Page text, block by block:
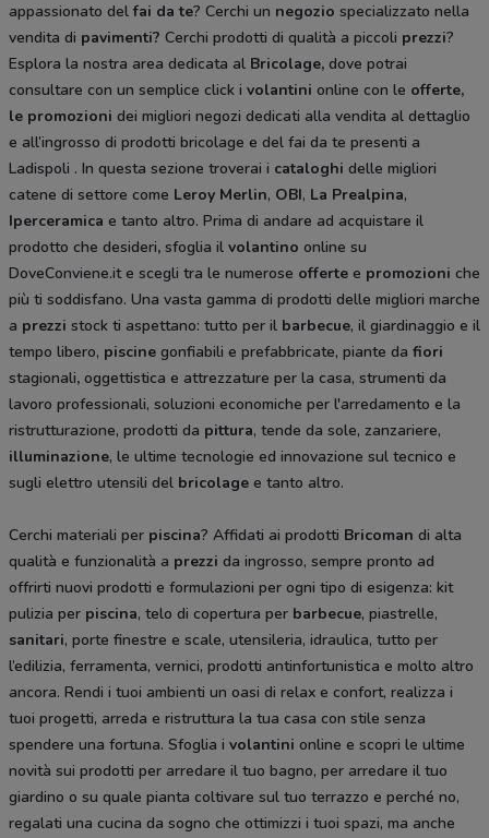
appassionato delfai da te? Cerchi un negozio specializzato nella
vendita di pavimenti? Cerchi prodotti di qualità a piccoli prezzi?
Esplora la nostra area dedicata al Bricolage, dove potrai
consultare con un semplice click i volantini online con le offerte,
le promozioni dei migliori negozi dedicati alla vendita al dettaglio
e all’ingrosso di prodotti bricolage e del fai da te presenti a
Ladispoli . In questa sezione troverai i cataloghi delle migliori
catene di settore come Leroy Merlin, OBI, La Prealpina,
Iperceramica e tanto altro. Prima di andare ad acquistare il
prodotto che desideri, sfoglia il volantino online su
DoveConviene.it e scegli tra le numerose offerte e promozioni che
più ti soddisfano. Una vasta gamma di prodotti delle migliori marche
a prezzi stock ti aspettano: tutto per il barbecue, il giardinaggio e il
tempo libero, piscine gonfiabili e prefabbricate, piante da fiori
stagionali, oggettistica e attrezzature per la casa, strumenti da
lavoro professionali, soluzioni economiche per l'arredamento e la
ristrutturazione, prodotti da pittura, tende da sole, zanzariere,
illuminazione, le ultime tecnologie ed innovazione sul tecnico e
sugli elettro utensili del bricolage e tanto altro.
Cerchi materiali per piscina? Affidati ai prodotti Bricoman di alta
qualità e funzionalità a prezzi da ingrosso, sempre pronto ad
offrirti nuovi prodotti e formulazioni per ogni tipo di esigenza: kit
pulizia per piscina, telo di copertura per barbecue, piastrelle,
sanitari, porte finestre e scale, utensileria, idraulica, tutto per
l’edilizia, ferramenta, vernici, prodotti antinfortunistica e molto altro
ancora. Rendi i tuoi ambienti un oasi di relax e confort, realizza i
tuoi progetti, arreda e ristruttura la tua casa con stile senza
spendere una fortuna. Sfoglia i volantini online e scopri le ultime
novità sui prodotti per arredare il tuo bagno, per arredare il tuo
giardino o su quale pianta coltivare sul tuo terrazzo e perché no,
regalati una cucina da sogno che ottimizzi i tuoi spazi, ma anche